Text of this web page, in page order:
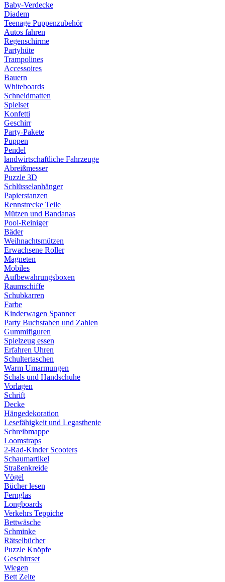
Baby-Verdecke
Diadem
Teenage Puppenzubehör
Autos fahren
Regenschirme
Partyhüte
Trampolines
Accessoires
Bauern
Whiteboards
Schneidmatten
Spielset
Konfetti
Geschirr
Party-Pakete
Puppen
Pendel
landwirtschaftliche Fahrzeuge
Abreißmesser
Puzzle 3D
Schlüsselanhänger
Papierstanzen
Rennstrecke Teile
Mützen und Bandanas
Pool-Reiniger
Bäder
Weihnachtsmützen
Erwachsene Roller
Magneten
Mobiles
Aufbewahrungsboxen
Raumschiffe
Schubkarren
Farbe
Kinderwagen Spanner
Party Buchstaben und Zahlen
Gummifiguren
Spielzeug essen
Erfahren Uhren
Schultertaschen
Warm Umarmungen
Schals und Handschuhe
Vorlagen
Schrift
Decke
Hängedekoration
Lesefähigkeit und Legasthenie
Schreibmappe
Loomstraps
2-Rad-Kinder Scooters
Schaumartikel
Straßenkreide
Vögel
Bücher lesen
Fernglas
Longboards
Verkehrs Teppiche
Bettwäsche
Schminke
Rätselbücher
Puzzle Knöpfe
Geschirrset
Wiegen
Bett Zelte